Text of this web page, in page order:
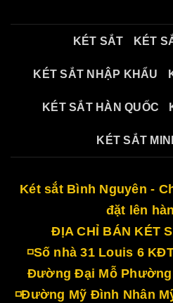
KÉT SẮT KÉT
KÉT SẮT NHẬP KHẨU
KÉT SẮT HÀN QUỐC
KÉT SẮT MINI
Két sắt Bình Nguyên -
đặt lên
ĐỊA CHỈ BÁN KÉT
◽Số nhà 31 Louis 6
Đường Đại Mỗ Phường
◽Đường Mỹ Đình Nhân